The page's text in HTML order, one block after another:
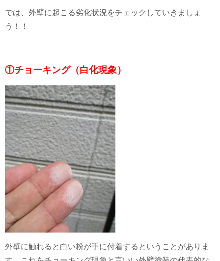
では、外壁に起こる劣化状況をチェックしていきましょ
う！！
①チョーキング（白化現象）
外壁に触れると白い粉が手に付着するということがありま